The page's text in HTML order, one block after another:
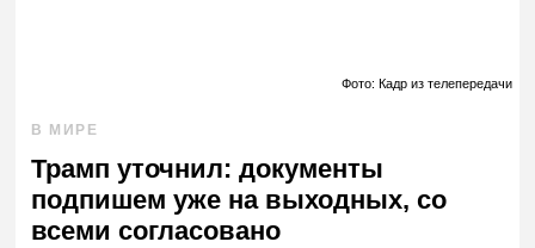
Фото: Кадр из телепередачи
В МИРЕ
Трамп уточнил: документы
подпишем уже на выходных, со
всеми согласовано